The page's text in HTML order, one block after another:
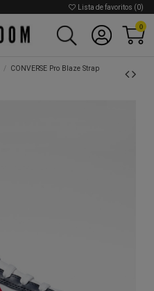
Lista de favoritos (0)
0
CONVERSE Pro Blaze Strap